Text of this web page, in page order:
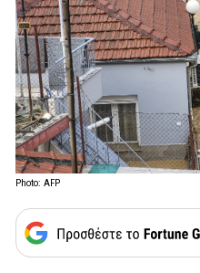
Photo: AFP